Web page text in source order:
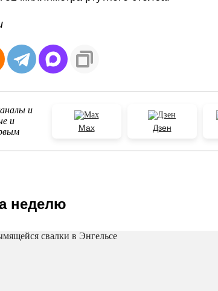
и
и
Max Дзен
неделю